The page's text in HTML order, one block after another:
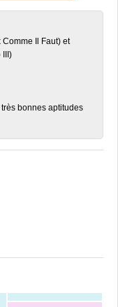
Il Faut) et
III)
bonnes aptitudes